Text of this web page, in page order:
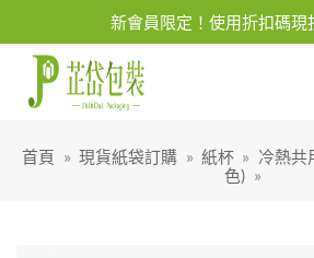
content
新會員限定！使用折扣碼現
首頁 » 現貨紙袋訂購 » 紙杯 » 冷熱共
色) »